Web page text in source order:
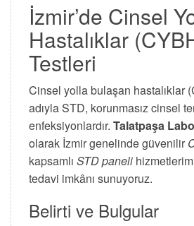
İzmir’de Cinsel
Hastalıklar
Testleri
Cinsel yolla bulaşan hastalıklar
adıyla STD, korunmasız cinsel
enfeksiyonlardır. Talatpaşa
olarak İzmir genelinde güvenilir
kapsamlı STD paneli
tedavi imkânı sunuyoruz.
Belirti ve Bulgular